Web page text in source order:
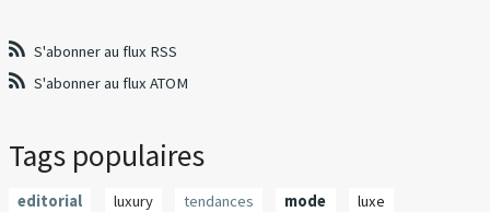
S'abonner au flux RSS
S'abonner au flux ATOM
Tags populaires
editorial luxury tendances mode
luxe